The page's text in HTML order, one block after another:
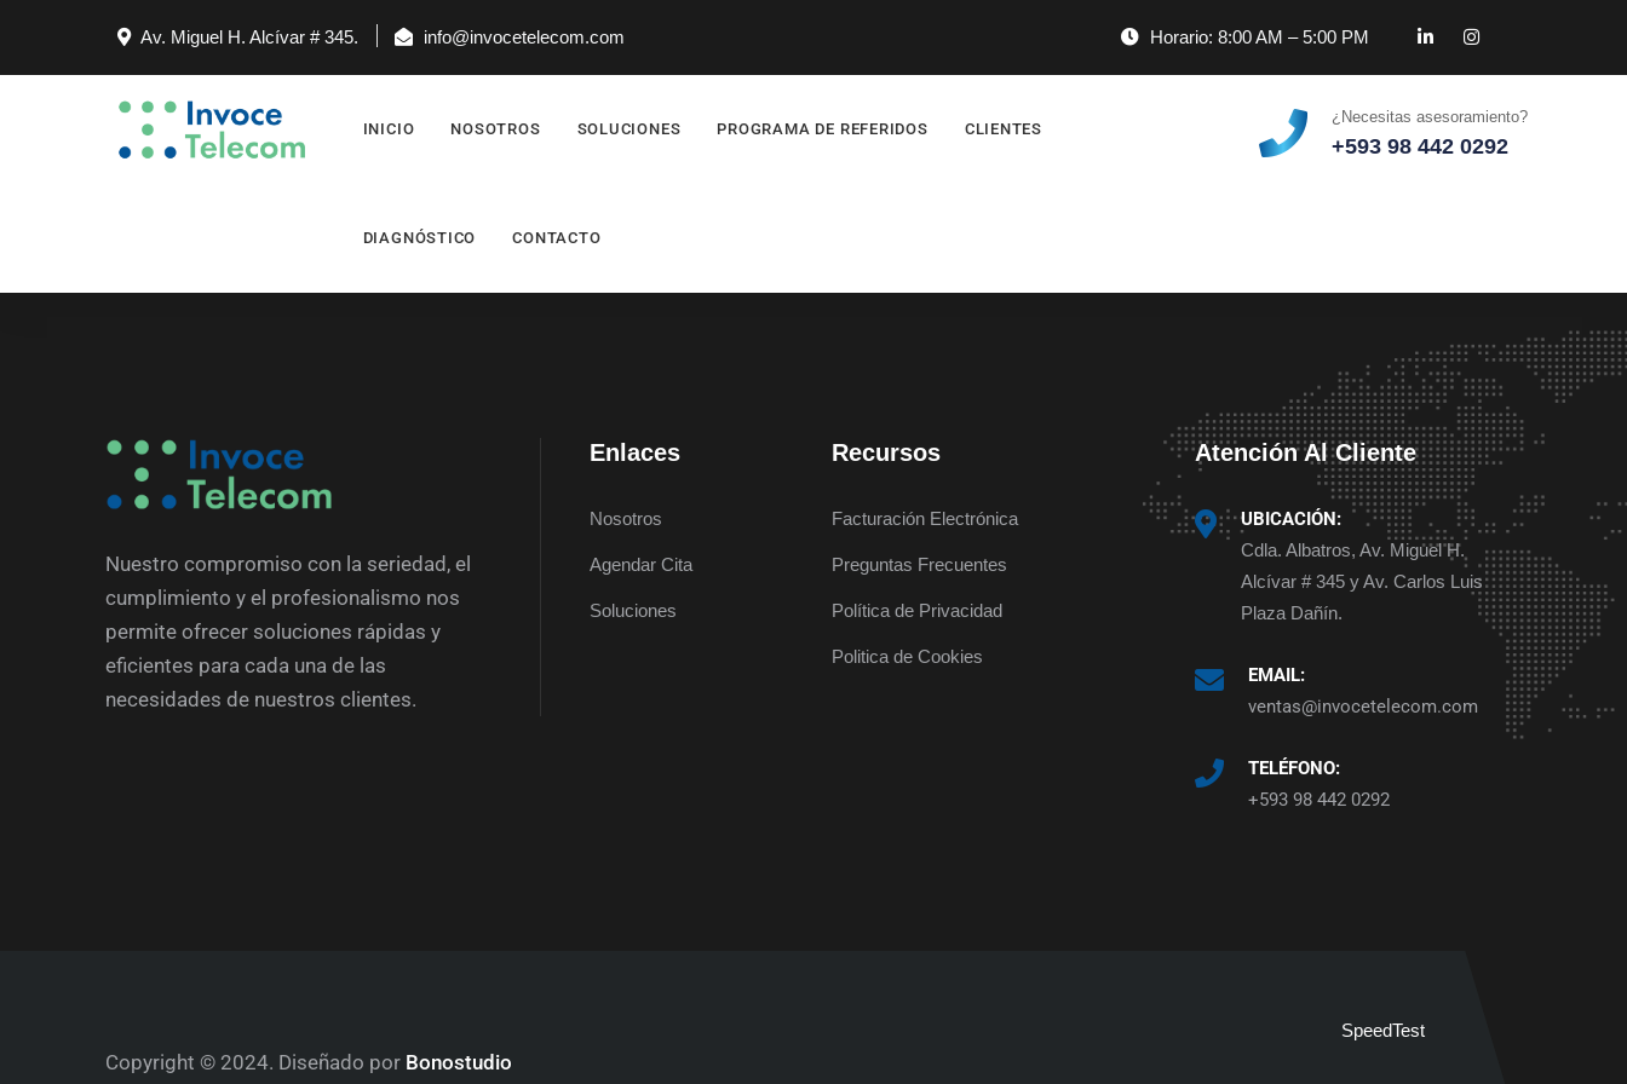
Av. Miguel H. Alcívar # 345. info@invocetelecom.com Horario: 8:00 AM – 5:00 PM
¿Necesitas asesoramiento?
+593 98 442 0292
INICIO NOSOTROS SOLUCIONES PROGRAMA DE REFERIDOS CLIENTES
DIAGNÓSTICO CONTACTO
Nuestro compromiso con la seriedad, el
cumplimiento y el profesionalismo nos
permite ofrecer soluciones rápidas y
eficientes para cada una de las
necesidades de nuestros clientes.
Enlaces
Nosotros
Agendar Cita
Soluciones
Recursos
Facturación Electrónica
Preguntas Frecuentes
Política de Privacidad
Politica de Cookies
Atención Al Cliente
UBICACIÓN:
Cdla. Albatros, Av. Miguel H.
Alcívar # 345 y Av. Carlos Luis
Plaza Dañín.
EMAIL:
ventas@invocetelecom.com
TELÉFONO:
+593 98 442 0292
Copyright © 2024. Diseñado por Bonostudio
SpeedTest